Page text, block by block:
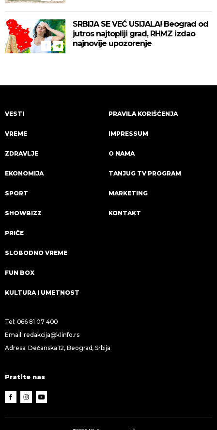
SRBIJA SE VEĆ USIJALA! Beograd od
jutros najtopliji grad, RHMZ izdao
najnovije upozorenje
VESTI
VREME
ZDRAVLJE
EKONOMIJA
SPORT
SHOWBIZZ
PRIČE
SLOBODNO VREME
FUN BOX
KULTURA I UMETNOST
PRAVILA KORIŠĆENJA
IMPRESSUM
O NAMA
TANJUG TV PROGRAM
MARKETING
KONTAKT
Tel: 066 81 07 400
Email:redakcija@k1info.rs
Adresa: Dečanska 12, Beograd, Srbija
Pratite nas